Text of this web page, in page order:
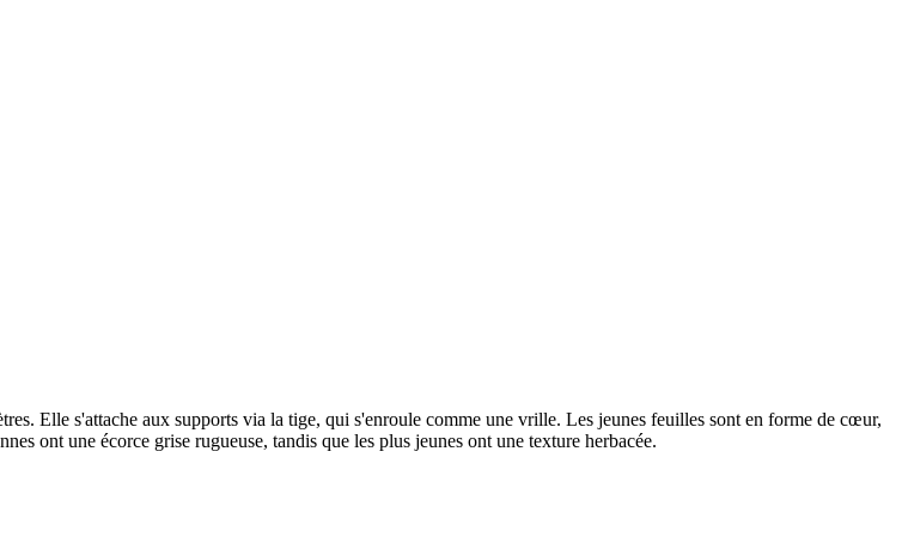
Elle s'attache aux supports via la tige, qui s'enroule comme une vrille. Les jeunes feuilles sont en forme de cœur,
ont une écorce grise rugueuse, tandis que les plus jeunes ont une texture herbacée.